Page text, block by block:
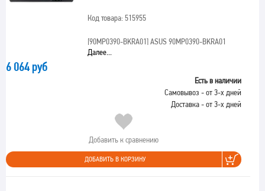
Код товара: 515955
[90MP0390-BKRA01]ASUS 90MP0390-BKRA01
Далее...
6 064 руб
Есть в наличии
Самовывоз - от 3-х дней
Доставка - от 3-х дней
Добавить к сравнению
ДОБАВИТЬ В КОРЗИНУ